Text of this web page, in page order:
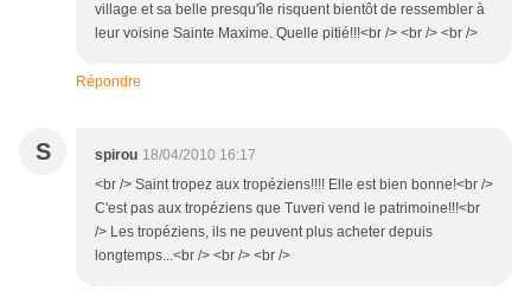
village et sa belle presqu'île risquent bientôt de ressembler à
leur voisine Sainte Maxime. Quelle pitié!!!<br /> <br /> <br />
Répondre
S spirou 18/04/2010 16:17
<br /> Saint tropez aux tropéziens!!!! Elle est bien bonne!<br />
C'est pas aux tropéziens que Tuveri vend le patrimoine!!!<br
/> Les tropéziens, ils ne peuvent plus acheter depuis
longtemps...<br /> <br /> <br />